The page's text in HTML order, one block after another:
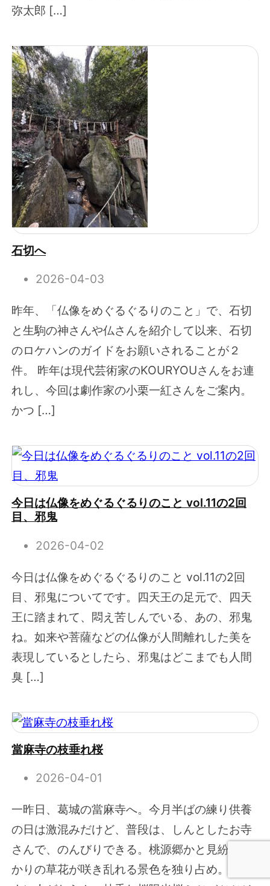
弥太郎 […]
石切へ
2026-04-03
昨年、「仏像をめぐるぐるりのこと」で、石切
と生駒の神さんや仏さんを紹介して以来、石切
のロケハンのガイドをお願いされることが２
件。 昨年は現代芸術家のKOURYOUさんをお連
れし、今回は劇作家の小栗一紅さんをご案内。
かつ […]
今日は仏像をめぐるぐるりのこと vol.11の2回
目、邪鬼
2026-04-02
今日は仏像をめぐるぐるりのこと vol.11の2回
目、邪鬼についてです。四天王の足元で、四天
王に踏まれて、悶え苦しんでいる、あの、邪鬼
ね。如来や菩薩などの仏像が人間離れした美を
表現しているとしたら、邪鬼はどこまでも人間
臭 […]
當麻寺の枝垂れ桜
2026-04-01
一昨日、葛城の當麻寺へ。今月半ばの練り供養
の日は激混みだけど、普段は、しんとしたお寺
さんで、のんびりできる。桃源郷かと見紛うば
かりの草花が咲き乱れる景色を独り占め。ほん